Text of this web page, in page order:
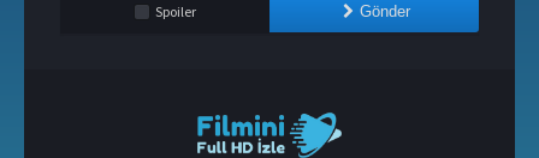
Spoiler Gönder